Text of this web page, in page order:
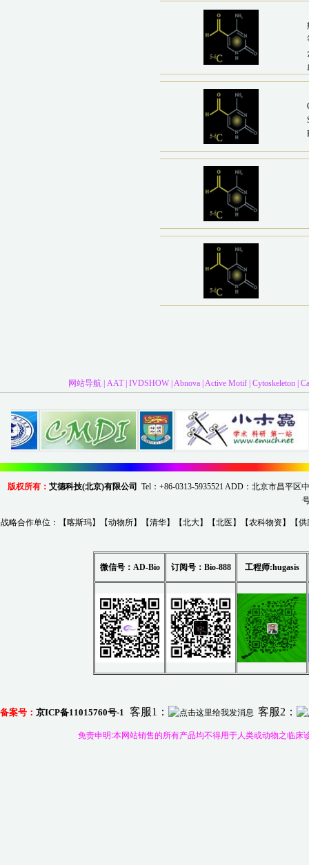
网站导航 AAT IVDSHOW Abnova Active Motif Cytoskeleton
版权所有： 艾德科技(北京)有限公司
Tel：+86-0313-5935521 ADD：北京市昌平区
战略合作单位：【喀斯玛】【动物所】【清华】【北大】【北医 】【农科物资】【供
微信号：AD-Bio 订阅号： Bio-888 工程师:hugasis
备案号： 京ICP备11015760号-1 客服1：
客服2：
免责申明:本网站销售的所有产品均不得用于人类或动物之临